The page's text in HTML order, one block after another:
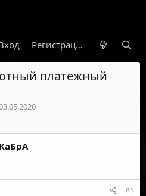
Гарант Новости
Регистрация
платежный
н
#1